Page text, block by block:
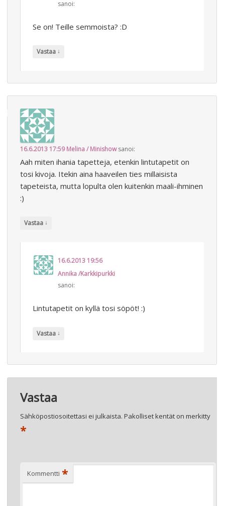
sanoi:
Se on! Teille semmoista? :D
Vastaa ↓
16.6.2013 17:59 Melina / Minishow sanoi:
Aah miten ihania tapetteja, etenkin lintutapetit on
tosi kivoja. Itekin aina haaveilen ties millaisista
tapeteista, mutta lopulta olen kuitenkin maali-ihminen
:)
Vastaa ↓
16.6.2013 19:56
Annika /Karkkipurkki
sanoi:
Lintutapetit on kyllä tosi söpöt! :)
Vastaa ↓
Vastaa
Sähköpostiosoitettasi ei julkaista. Pakolliset kentät on merkitty
*
Kommentti *